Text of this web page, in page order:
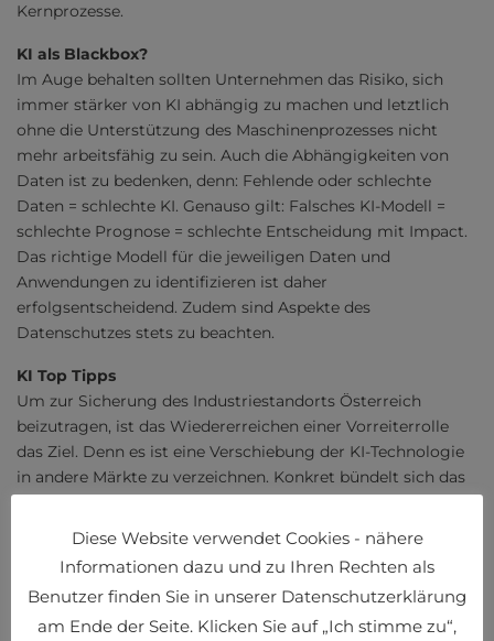
Kernprozesse.
KI als Blackbox?
Im Auge behalten sollten Unternehmen das Risiko, sich
immer stärker von KI abhängig zu machen und letztlich
ohne die Unterstützung des Maschinenprozesses nicht
mehr arbeitsfähig zu sein. Auch die Abhängigkeiten von
Daten ist zu bedenken, denn: Fehlende oder schlechte
Daten = schlechte KI. Genauso gilt: Falsches KI-Modell =
schlechte Prognose = schlechte Entscheidung mit Impact.
Das richtige Modell für die jeweiligen Daten und
Anwendungen zu identifizieren ist daher
erfolgsentscheidend. Zudem sind Aspekte des
Datenschutzes stets zu beachten.
KI Top Tipps
Um zur Sicherung des Industriestandorts Österreich
beizutragen, ist das Wiedererreichen einer Vorreiterrolle
das Ziel. Denn es ist eine Verschiebung der KI-Technologie
in andere Märkte zu verzeichnen. Konkret bündelt sich das
passenden Lösungen wieder auf Augenhöhe zu kommen,
Unternehmen selbst proaktiv getrieben werden.
Andernfalls besteht die Gefahr, elementare Technologien
auch zukünftig aus anderen Wirtschaftsräumen beziehen
Diese Website verwendet Cookies - nähere
Informationen dazu und zu Ihren Rechten als
Benutzer finden Sie in unserer Datenschutzerklärung
am Ende der Seite. Klicken Sie auf „Ich stimme zu“,